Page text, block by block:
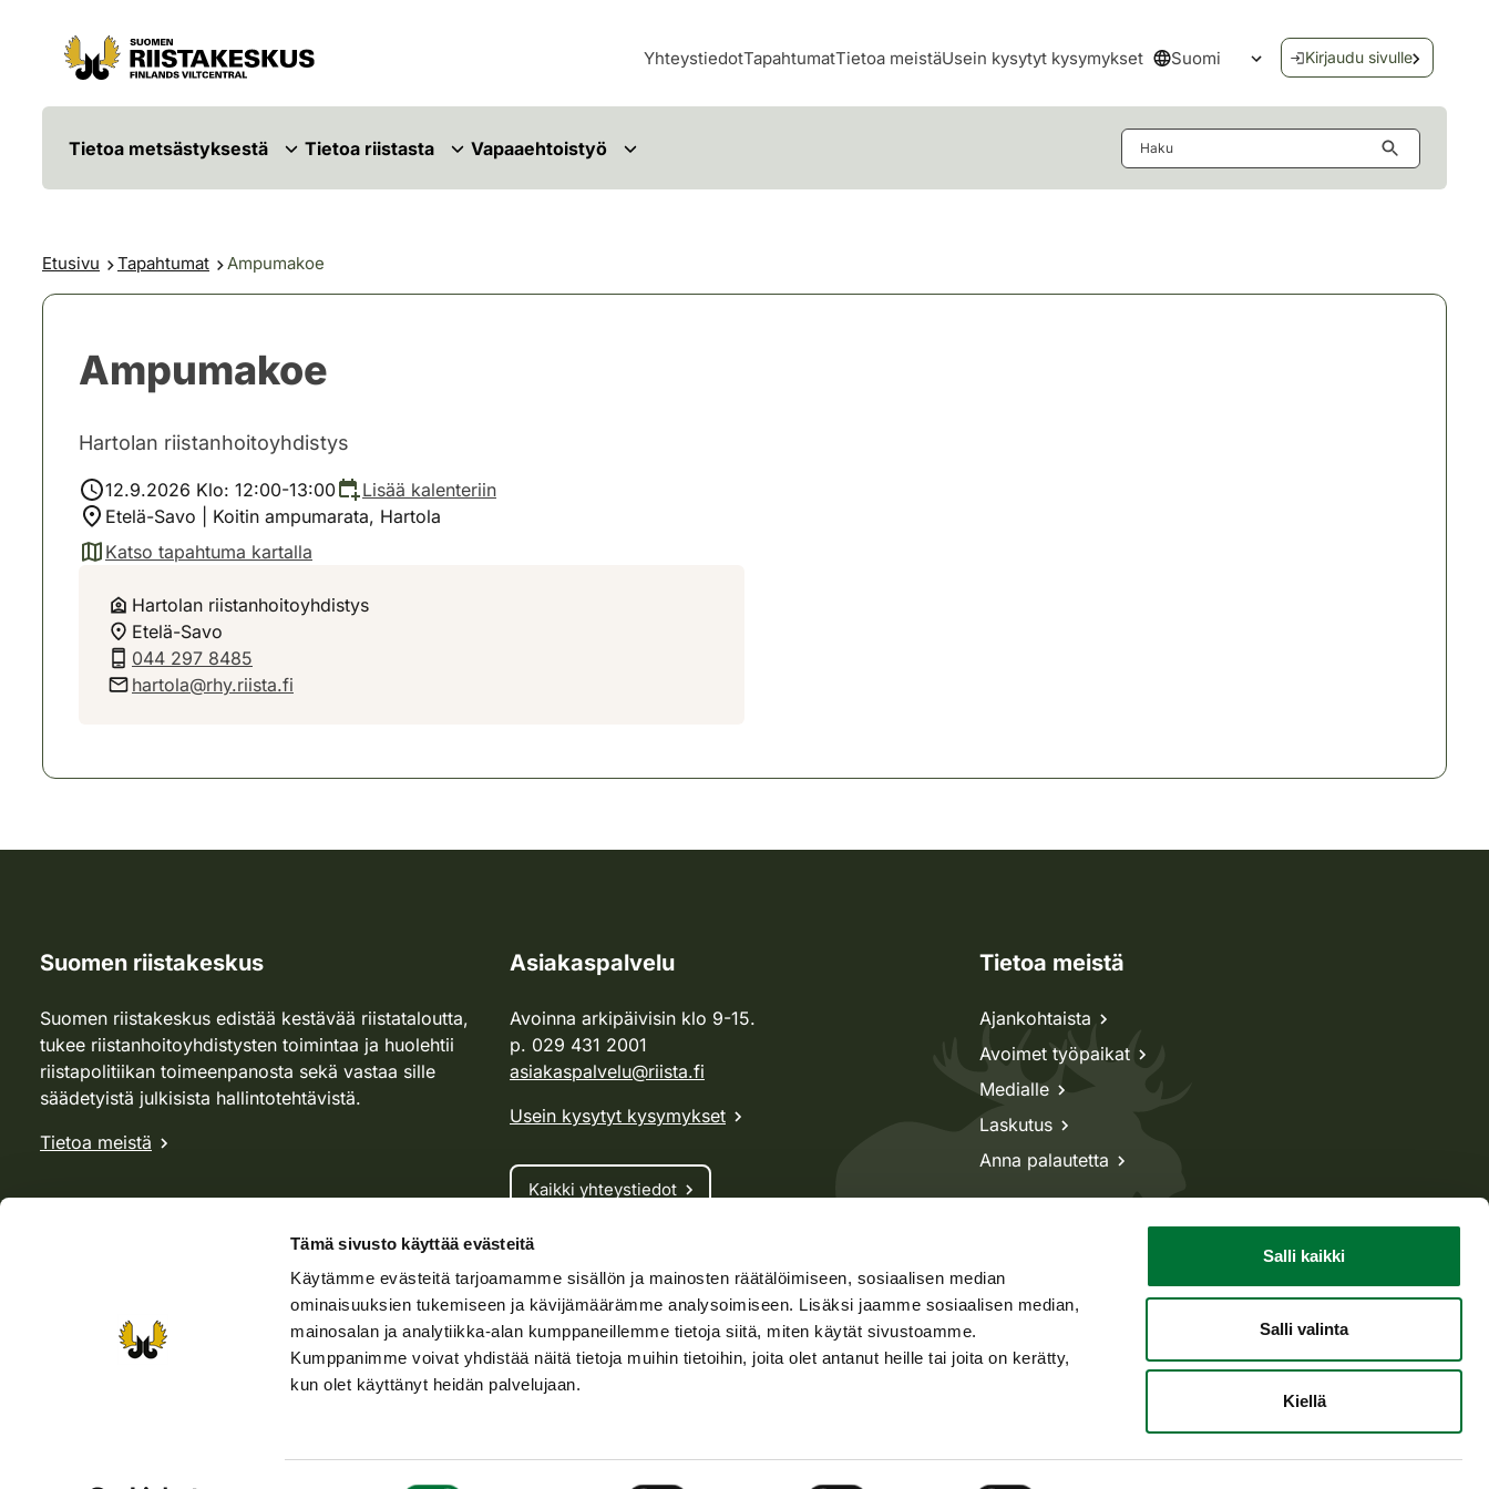
Tämä sivusto käyttää evästeitä
Käytämme evästeitä tarjoamamme sisällön ja mainosten räätälöimiseen, sosiaalisen median
ominaisuuksien tukemiseen ja kävijämäärämme analysoimiseen. Lisäksi jaamme sosiaalisen median,
mainosalan ja analytiikka-alan kumppaneillemme tietoja siitä, miten käytät sivustoamme.
Kumppanimme voivat yhdistää näitä tietoja muihin tietoihin, joita olet antanut heille tai joita on kerätty,
kun olet käyttänyt heidän palvelujaan.
Salli kaikki
Salli valinta
Kiellä
Siirry sisältöön
Siirry sivustokarttaan
YhteystiedotTapahtumatTietoa meistäUsein kysytyt kysymykset Suomi
Avaa kielivalikko
Kirjaudu sivulle
Tietoa metsästyksestä Tietoa riistasta Vapaaehtoistyö
Etusivu Tapahtumat Ampumakoe
Ampumakoe
Hartolan riistanhoitoyhdistys
12.9.2026 Klo: 12:00-13:00
Lisää kalenteriin
Etelä-Savo | Koitin ampumarata, Hartola
Katso tapahtuma kartalla
(avautuu uuteen välilehteen)
Hartolan riistanhoitoyhdistys
Etelä-Savo
044 297 8485
hartola@rhy.riista.fi
Suomen riistakeskus
Suomen riistakeskus edistää kestävää riistataloutta,
tukee riistanhoitoyhdistysten toimintaa ja huolehtii
riistapolitiikan toimeenpanosta sekä vastaa sille
säädetyistä julkisista hallintotehtävistä.
Tietoa meistä
Asiakaspalvelu
Avoinna arkipäivisin klo 9-15.
p. 029 431 2001
asiakaspalvelu@riista.fi
Usein kysytyt kysymykset
Kaikki yhteystiedot
Metsästyskortti-asiat
Oma riista -asiat
Lupa-asiat
Tietoa meistä
Ajankohtaista
Avoimet työpaikat
Medialle
Laskutus
Anna palautetta